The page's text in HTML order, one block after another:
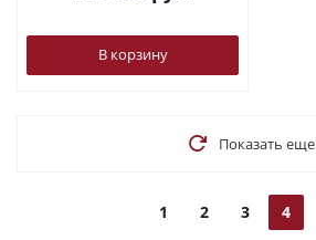
В корзину
Показать еще
1 2 3 4